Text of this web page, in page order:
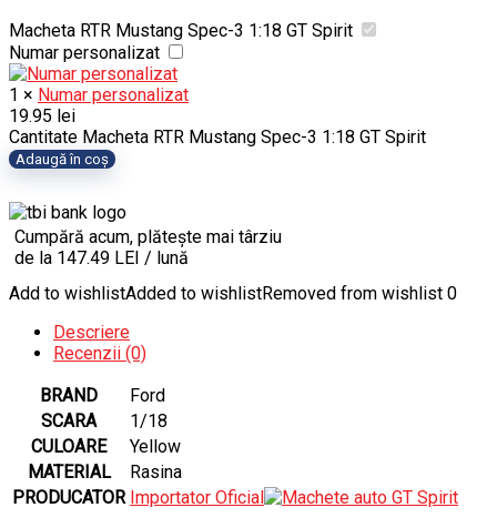
Macheta RTR Mustang Spec-3 1:18 GT Spirit
Numar personalizat
1 × Numar personalizat
19.95 lei
Cantitate Macheta RTR Mustang Spec-3 1:18 GT Spirit
Adaugă în coș
Cumpără acum, plătește mai târziu
de la 147.49 LEI / lună
Add to wishlistAdded to wishlistRemoved from wishlist 0
Descriere
Recenzii (0)
BRAND
Ford
SCARA
1/18
CULOARE
Yellow
MATERIAL
Rasina
PRODUCATOR Importator Oficial